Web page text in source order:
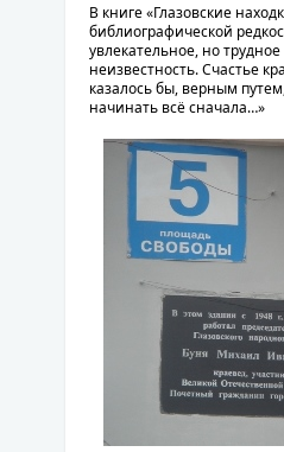
В книге «Глазовские
библиографической
увлекательное, но
неизвестность. Счастье
казалось бы, верным
начинать всё сначала…»